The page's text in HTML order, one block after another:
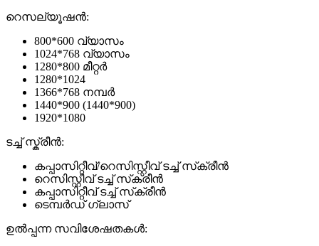
റെസല്യൂഷൻ:
800*600 വ്യാസം
1024*768 വ്യാസം
1280*800 മീറ്റർ
1280*1024
1366*768 നമ്പർ
1440*900 (1440*900)
1920*1080
ടച്ച് സ്ക്രീൻ:
കപ്പാസിറ്റീവ്/റെസിസ്റ്റീവ് ടച്ച് സ്‌ക്രീൻ
റെസിസ്റ്റീവ് ടച്ച് സ്‌ക്രീൻ
കപ്പാസിറ്റീവ് ടച്ച് സ്‌ക്രീൻ
ടെമ്പർഡ് ഗ്ലാസ്
ഉൽപ്പന്ന സവിശേഷതകൾ: